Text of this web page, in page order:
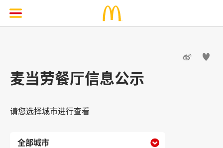
 
麦当劳餐厅信息公示
请您选择城市进行查看
